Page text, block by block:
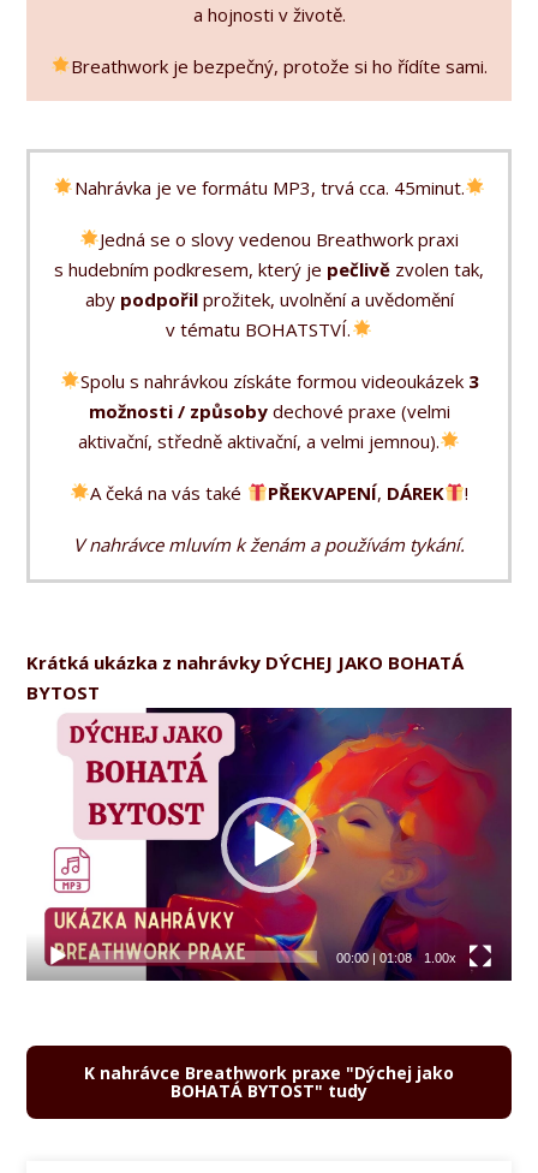
a hojnosti v životě.
Breathwork je bezpečný, protože si ho řídíte sami.
Nahrávka je ve formátu MP3, trvá cca. 45minut.
Jedná se o slovy vedenou Breathwork praxi
s hudebním podkresem, který je pečlivě zvolen tak,
aby podpořilprožitek, uvolnění a uvědomění
v tématu BOHATSTVÍ.
Spolu s nahrávkou získáte formou videoukázek 3
možnosti / způsobydechové praxe (velmi
aktivační, středně aktivační, a velmi jemnou).
A čeká na vás také PŘEKVAPENÍ, DÁREK !
V nahrávce mluvím k ženám a používám tykání.
Krátká ukázka z nahrávky DÝCHEJ JAKO BOHATÁ
BYTOST
Video
přehrávač
00:00| 01:08 1.00x
K nahrávce Breathwork praxe "Dýchej jako
BOHATÁ BYTOST" tudy